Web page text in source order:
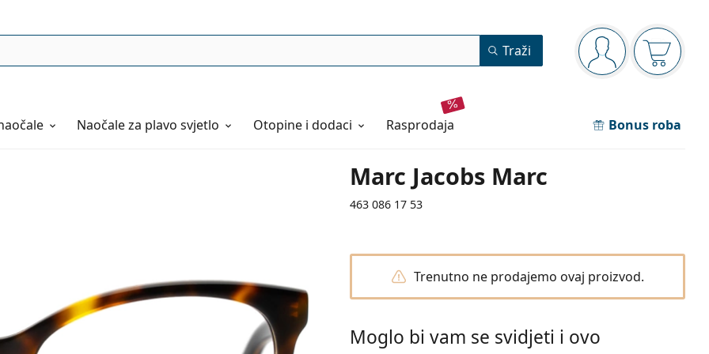
Navigacijska ploča
ste prijavljeni
Traži
Naočaleza plavo svjetlo Otopine i dodaci rasprodaja Bonus roba
Marc Jacobs Marc
463 086 17 53
Trenutno ne prodajemo ovaj proizvod.
Moglo bi vam se svidjeti i ovo